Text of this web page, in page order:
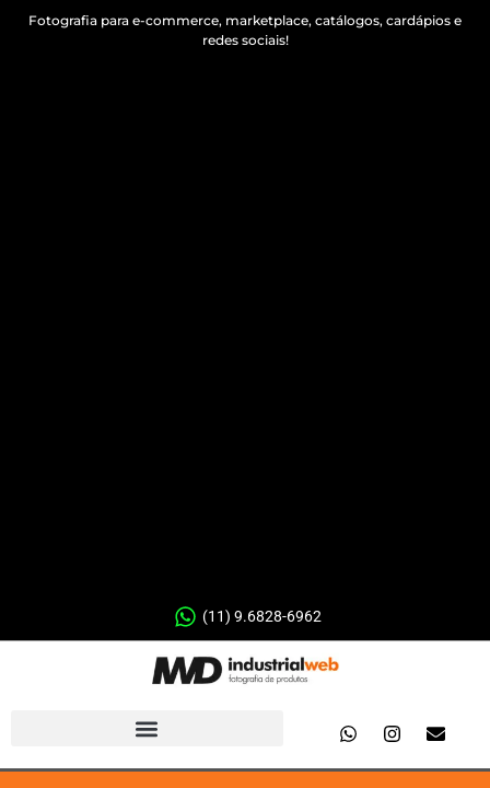
Fotografia para e-commerce, marketplace, catálogos, cardápios e
redes sociais!
(11) 9.6828-6962